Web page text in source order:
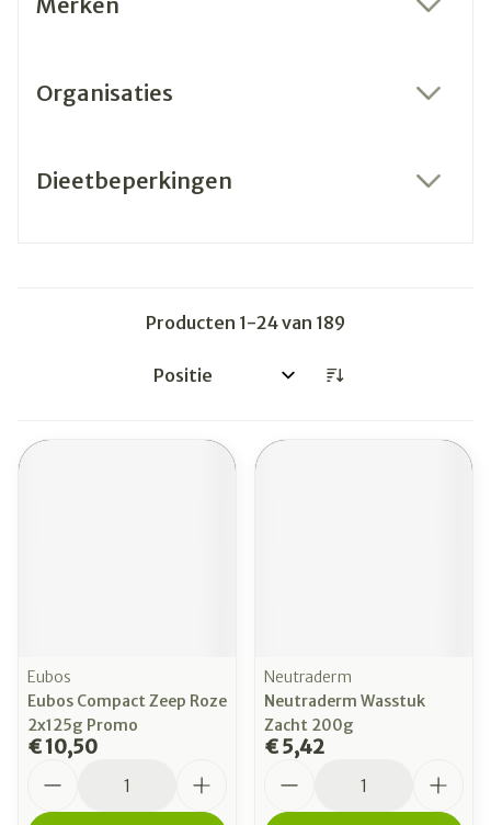
Organisaties
Dieetbeperkingen
Producten 1-24van 189
Sorteer op:
Eubos
Eubos Compact Zeep Roze
2x125g Promo
€ 10,50
Neutraderm
Neutraderm Wasstuk
Zacht 200g
€ 5,42